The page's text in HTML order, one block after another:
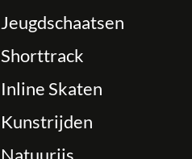
Jeugdschaatsen
Shorttrack
Inline Skaten
Kunstrijden
Natuurijs